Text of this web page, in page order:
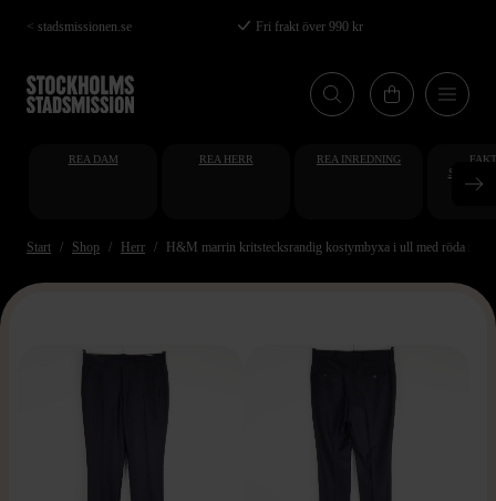
Hoppa
till
huvudinnehåll
< stadsmissionen.se Fri frakt över 990 kr
REA DAM REA HERR REA INREDNING
Start Shop Herr H&M marrin kritstecksrandig kostymbyxa i ull med röda